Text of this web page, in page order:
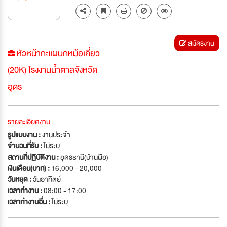
หัวหน้ากะแผนกหม้อเคี่ยว
(20K) โรงงานน้ำตาลจังหวัด
อุดร
สมัครงาน
รายละเอียดงาน
รูปแบบงาน :งานประจำ
จำนวนที่รับ :ไม่ระบุ
สถานที่ปฏิบัติงาน :อุดรธานี(บ้านผือ)
เงินเดือน(บาท) :16,000 - 20,000
วันหยุด :วันอาทิตย์
เวลาทำงาน :08:00 - 17:00
เวลาทำงานอื่น :ไม่ระบุ